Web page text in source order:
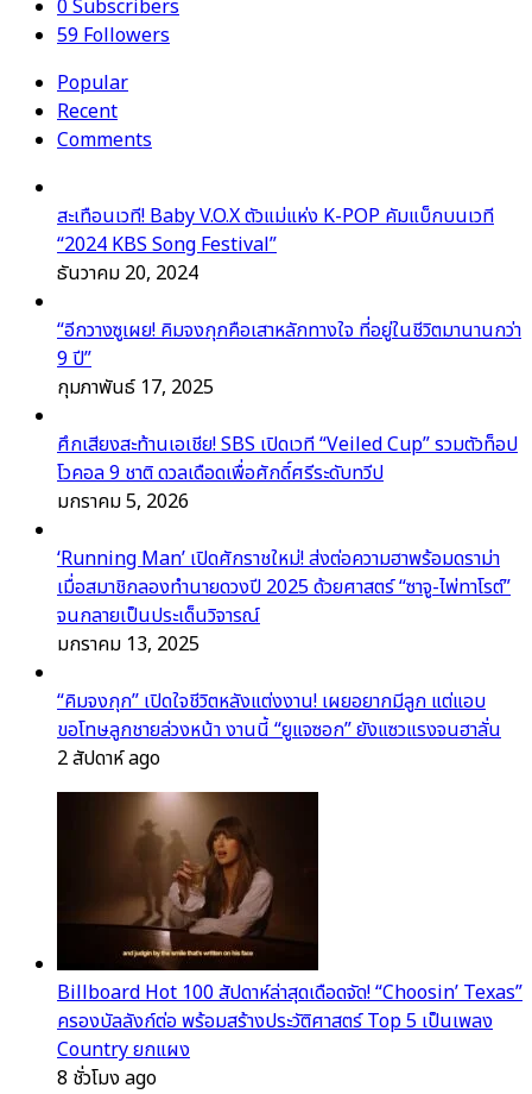
0Subscribers
59Followers
Popular
Recent
Comments
สะเทือนเวที! Baby V.O.X ตัวแม่แห่ง K-POP คัมแบ็กบนเวที
“2024 KBS Song Festival”
ธันวาคม 20, 2024
“อีกวางซูเผย! คิมจงกุกคือเสาหลักทางใจ ที่อยู่ในชีวิตมานานกว่า
9 ปี”
กุมภาพันธ์ 17, 2025
ศึกเสียงสะท้านเอเชีย! SBS เปิดเวที “Veiled Cup” รวมตัวท็อป
โวคอล 9 ชาติ ดวลเดือดเพื่อศักดิ์ศรีระดับทวีป
มกราคม 5, 2026
‘Running Man’ เปิดศักราชใหม่! ส่งต่อความฮาพร้อมดราม่า
เมื่อสมาชิกลองทำนายดวงปี 2025 ด้วยศาสตร์ “ซาจู-ไพ่ทาโรต์”
จนกลายเป็นประเด็นวิจารณ์
มกราคม 13, 2025
“คิมจงกุก” เปิดใจชีวิตหลังแต่งงาน! เผยอยากมีลูก แต่แอบ
ขอโทษลูกชายล่วงหน้า งานนี้ “ยูแจซอก” ยังแซวแรงจนฮาลั่น
2 สัปดาห์ ago
Billboard Hot 100 สัปดาห์ล่าสุดเดือดจัด! “Choosin’ Texas”
ครองบัลลังก์ต่อ พร้อมสร้างประวัติศาสตร์ Top 5 เป็นเพลง
Country ยกแผง
8 ชั่วโมง ago